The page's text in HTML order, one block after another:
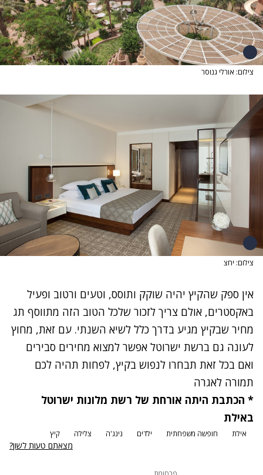
צילום: אורלי גנוסר
צילום: יחצ
אין ספק שהקיץ יהיה שוקק ותוסס, וטעים ורטוב ופעיל
באקסטרים, אולם צריך לזכור שלכל הטוב הזה מתווסף תג
מחיר שבקיץ מגיע בדרך כלל לשיא השנתי. עם זאת, מחוץ
לעונה גם ברשת ישרוטל אפשר למצוא מחירים סבירים
ואם בכל זאת תבחרו לנפוש בקיץ, לפחות תהיה לכם
תמורה לאגרה
* הכתבת היתה אורחת של רשת מלונות ישרוטל
באילת
אילת חופשה משפחתית ילדים נינג'ה צלילה קיץ
מצאתם טעות לשון?